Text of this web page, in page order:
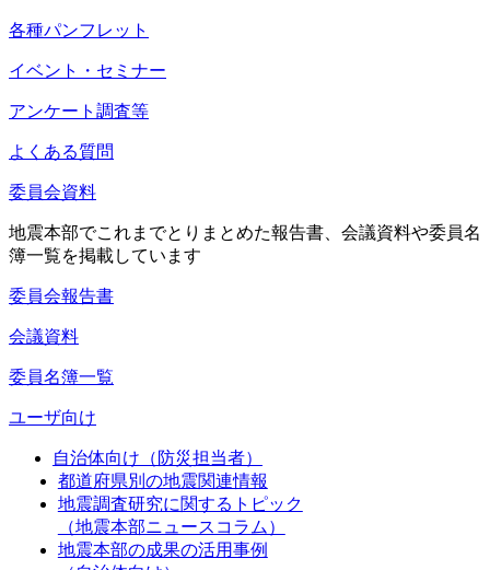
各種パンフレット
イベント・セミナー
アンケート調査等
よくある質問
委員会資料
地震本部でこれまでとりまとめた報告書、会議資料や委員名
簿一覧を掲載しています
委員会報告書
会議資料
委員名簿一覧
ユーザ向け
自治体向け（防災担当者）
都道府県別の地震関連情報
地震調査研究に関するトピック
（地震本部ニュースコラム）
地震本部の成果の活用事例